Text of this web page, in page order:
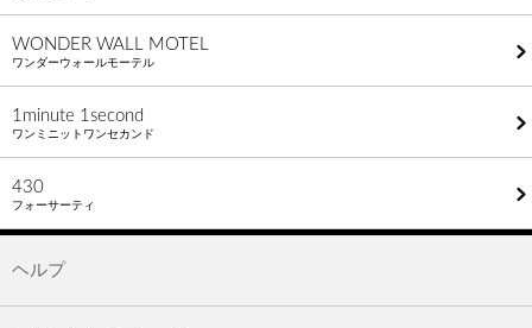
WONDER WALL MOTEL
ワンダーウォールモーテル
1minute​ 1second
ワンミニットワンセカンド
430
フォーサーティ
ヘルプ